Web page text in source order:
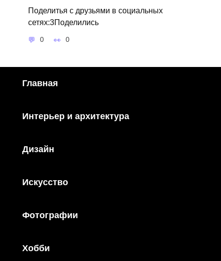
Поделитья с друзьями в социальных
сетях:3Поделились
0 0
Главная
Интерьер и архитектура
Дизайн
Искусство
Фотографии
Хобби